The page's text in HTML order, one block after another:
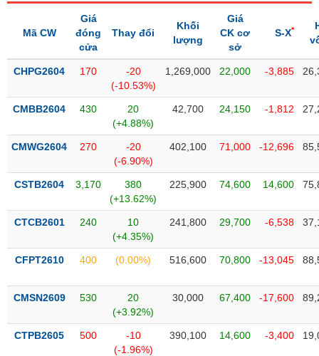
dịch
chính
tích
thuật
sơ
doanh
Tin
Tâm
Mã CW
Giá
đóng
cửa
Thay đổi
Khối
lượng
Giá
CK cơ
sở
S-X*
CHPG2604 170
-20
(-10.53%)
1,269,000 22,000 -3,885
CMBB2604 430
20
(+4.88%)
42,700 24,150 -1,812
CMWG2604 270
-20
(-6.90%)
402,100 71,000 -12,696
CSTB2604 3,170
380
(+13.62%)
225,900 74,600 14,600
CTCB2601 240
10
(+4.35%)
241,800 29,700 -6,538
CFPT2610 400 (0.00%) 516,600 70,800 -13,045
CMSN2609 530
20
(+3.92%)
30,000 67,400 -17,600
CTPB2605 500
-10
(-1.96%)
390,100 14,600 -3,400
NĂNG
VẬT
CÔNG